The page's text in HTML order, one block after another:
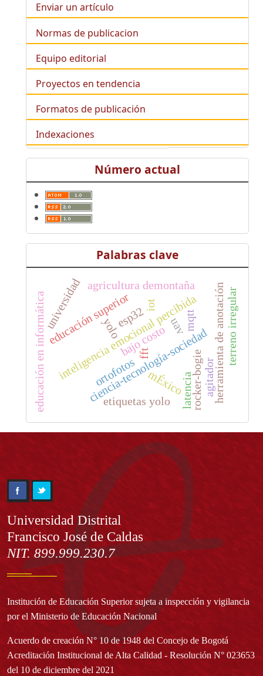
Enviar un artículo
Normas de publicacion
Equipo editorial
Proyectos en tendencia
Formatos de publicación
Indexaciones
Número actual
Palabras clave
inteligencia emocional percibida
educación en informáticaeducación superior
ciencia-tecnología-sociedad
ortofotos herramienta de anotación
etiquetas yolo
yolo uav
rocker-bogie
bajo costo terreno irregular
agricultura demontaña
mÉxico
universidad
latencia
fft
esp32 iot
agitador
mqtt
Información
Universidad Distrital
Francisco José de Caldas
NIT. 899.999.230.7
Institución de Educación Superior sujeta a inspección y vigilancia
por el Ministerio de Educación Nacional
Acuerdo de creación N° 10 de 1948 del Concejo de Bogotá
Acreditación Institucional de Alta Calidad - Resolución N° 023653
del 10 de diciembre del 2021